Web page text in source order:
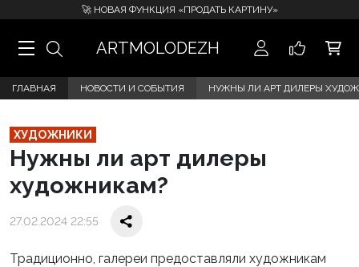
🚀 НОВАЯ ФУНКЦИЯ «ПРОДАТЬ КАРТИНУ»
ARTMOLODEZH
ГЛАВНАЯ НОВОСТИ И СОБЫТИЯ НУЖНЫ ЛИ АРТ ДИЛЕРЫ
ХУДОЖНИКИ
Нужны ли арт дилеры
художникам?
27.02.2024 22:55
Традиционно, галереи предоставляли художникам